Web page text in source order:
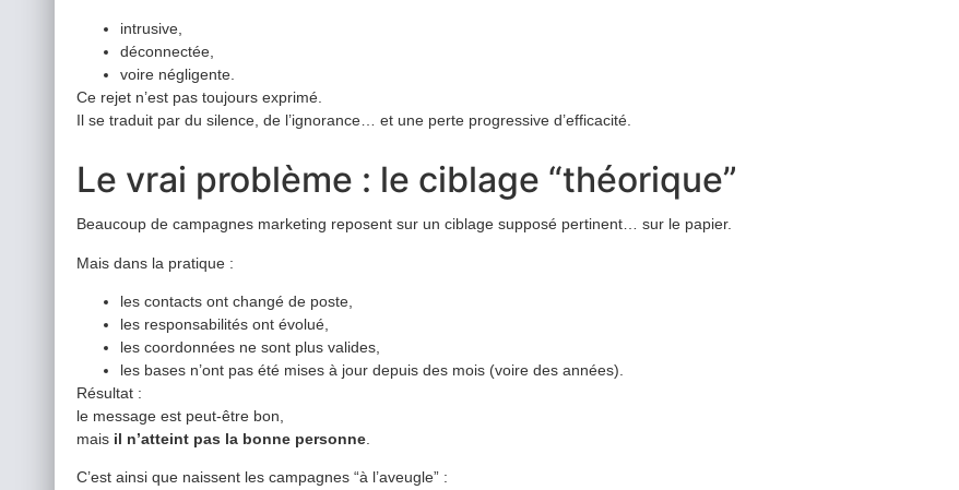
intrusive,
déconnectée,
voire négligente.
Ce rejet n’est pas toujours exprimé.
Il se traduit par du silence, de l’ignorance… et une perte progressive d’efficacité.
Le vrai problème : le ciblage “théorique”
Beaucoup de campagnes marketing reposent sur un ciblage supposé pertinent… sur le papier.
Mais dans la pratique :
les contacts ont changé de poste,
les responsabilités ont évolué,
les coordonnées ne sont plus valides,
les bases n’ont pas été mises à jour depuis des mois (voire des années).
Résultat :
le message est peut-être bon,
mais il n’atteint pas la bonne personne
C’est ainsi que naissent les campagnes “à l’aveugle” :